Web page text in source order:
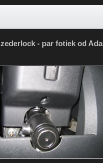
zederlock - par fotiek od Ada